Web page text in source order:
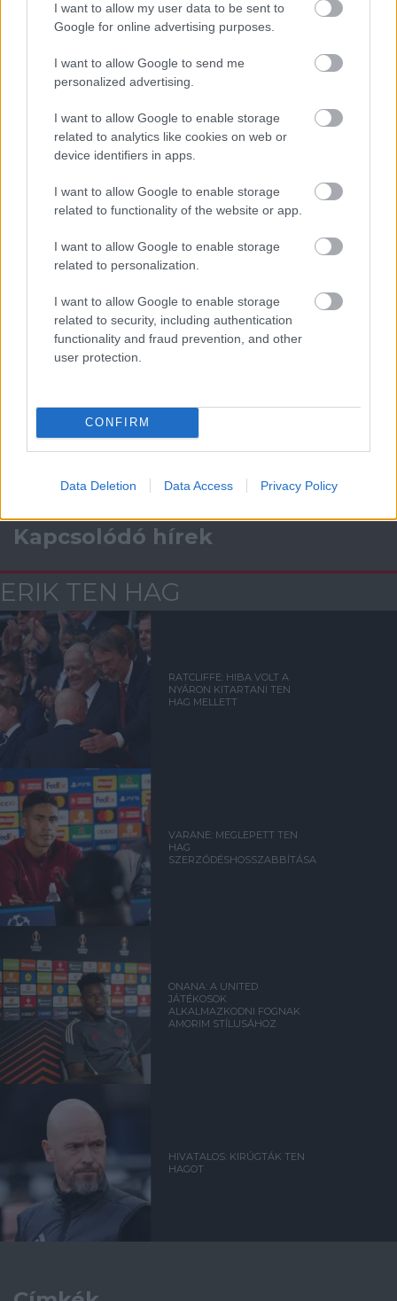
I want to allow my user data to be sent to
Google for online advertising purposes.
I want to allow Google to send me
personalized advertising.
I want to allow Google to enable storage
related to analytics like cookies on web or
device identifiers in apps.
I want to allow Google to enable storage
related to functionality of the website or app.
I want to allow Google to enable storage
related to personalization.
I want to allow Google to enable storage
related to security, including authentication
functionality and fraud prevention, and other
user protection.
CONFIRM
Data Deletion Data Access Privacy Policy
Manchester United
Felkészülési szezon 4. mérkőzés
Nya Ullevi, Göteborg
2026-08-08 17:00
1 nap 17 óra 9 perc 58 másodperc
Leeds United Manchester United 2026-08-12 20:30
AC MilanvsManchester United2026-08-15 18:00
ELŐZŐ MÉRKŐZÉSEK
Támogatás
Kapcsolódó hírek
ERIK TEN HAG
RATCLIFFE: HIBA VOLT A
NYÁRON KITARTANI TEN
HAG MELLETT
VARANE: MEGLEPETT TEN
HAG
SZERZŐDÉSHOSSZABBÍTÁSA
ONANA: A UNITED
JÁTÉKOSOK
ALKALMAZKODNI FOGNAK
AMORIM STÍLUSÁHOZ
HIVATALOS: KIRÚGTÁK TEN
HAGOT